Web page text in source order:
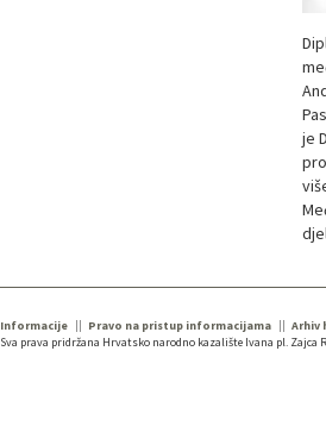
je
Informacije Pravo na pristup informacijama Arhiv
Sva prava pridržana Hrvatsko narodno kazalište Ivana pl. Zajca